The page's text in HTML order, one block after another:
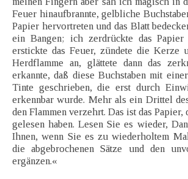
Feuer hinaufbrannte, gelbliche
Papier hervortreten und das Blatt
ein Bangen; ich zerdrückte das Papier
erstickte das Feuer, zündete die Kerze
Herdflamme an, glättete dann das
erkannte, daß diese Buchstaben mit
Tinte geschrieben, die erst durch
erkennbar wurde. Mehr als ein Drittel
den Flammen verzehrt. Das ist das
gelesen haben. Lesen Sie es wieder,
Ihnen, wenn Sie es zu wiederholtem
die abgebrochenen Sätze und den
ergänzen.«